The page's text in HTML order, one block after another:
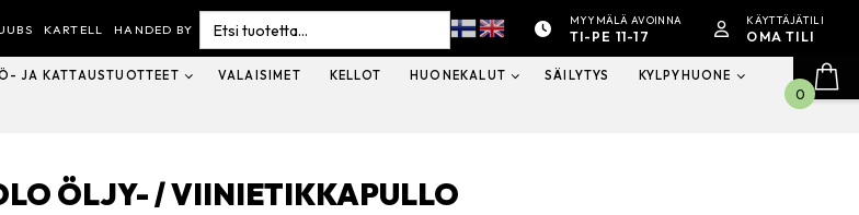
KARTELL HANDED BY
Search
for:
MYYMÄLÄ AVOINNA
TI-PE 11-17
KÄYTTÄJÄTILI
OMA TILI
JA KATTAUSTUOTTEET VALAISIMET KELLOT HUONEKALUT SÄILYTYS KYLPYHUONE
ÖLJY- / VIINIETIKKAPULLO
0